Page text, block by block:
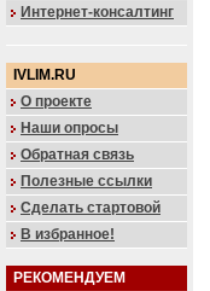
Интернет-консалтинг
IVLIM.RU
О проекте
Наши опросы
Обратная связь
Полезные ссылки
Сделать стартовой
В избранное!
РЕКОМЕНДУЕМ